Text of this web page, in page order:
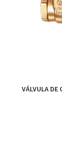
VÁLVULA DE